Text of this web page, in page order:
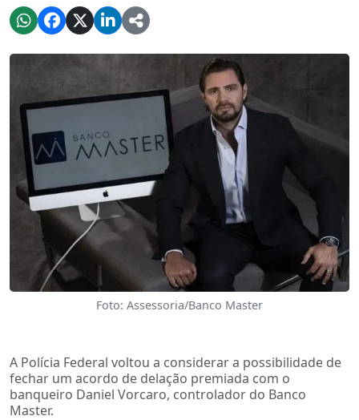
Foto: Assessoria/Banco Master
A Polícia Federal voltou a considerar a possibilidade de
fechar um acordo de delação premiada com o
banqueiro Daniel Vorcaro, controlador do Banco
Master.